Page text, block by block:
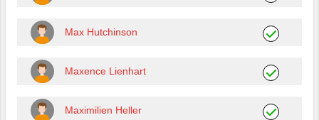
Max Hutchinson
Maxence Lienhart
Maximilien Heller